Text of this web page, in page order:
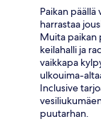
Paikan
harrastaa
Muita paikan
keilahalli ja
vaikkapa
ulkouima-
Inclusive
puutarhan.